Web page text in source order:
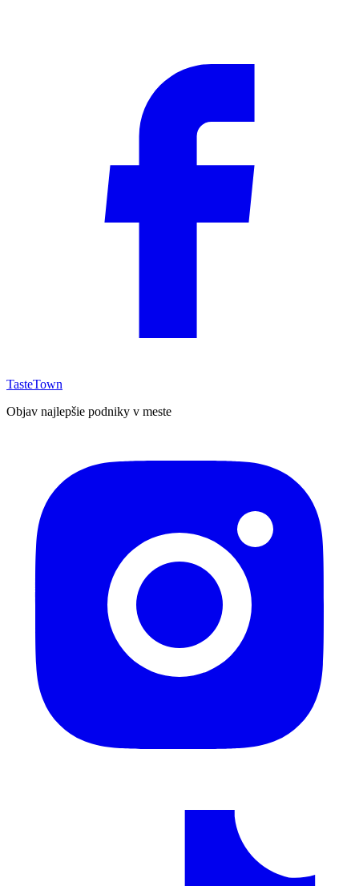
TasteTown
Objav najlepšie podniky v meste